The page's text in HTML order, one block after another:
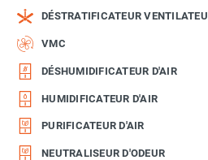
DÉSTRATIFICATEUR
VMC
DÉSHUMIDIFICATEUR D'AIR
HUMIDIFICATEUR D'AIR
PURIFICATEUR D'AIR
NEUTRALISEUR D'ODEUR